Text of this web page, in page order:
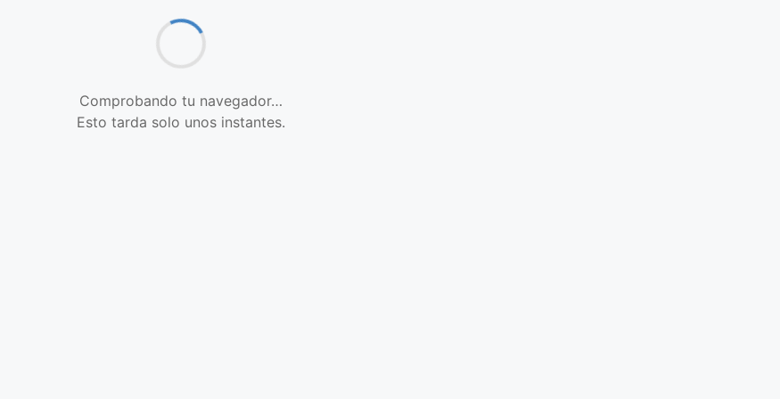
Comprobando tu navegador…
Esto tarda solo unos instantes.